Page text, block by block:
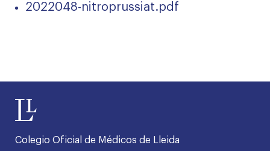
2022048-nitroprussiat.pdf
Colegio Oficial de Médicos de Lleida